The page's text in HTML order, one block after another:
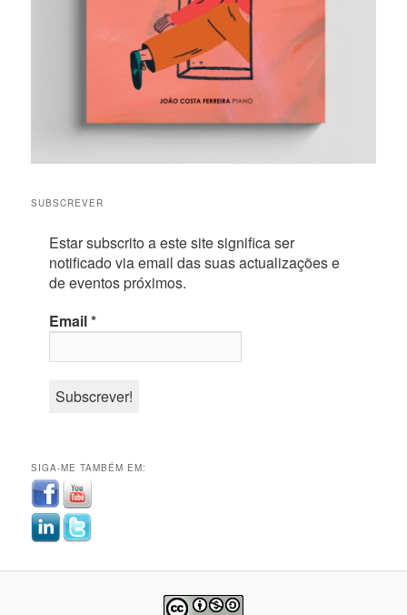
SUBSCREVER
Estar subscrito a este site significa ser
notificado via email das suas actualizações e
de eventos próximos.
Email*
SIGA-ME TAMBÉM EM: